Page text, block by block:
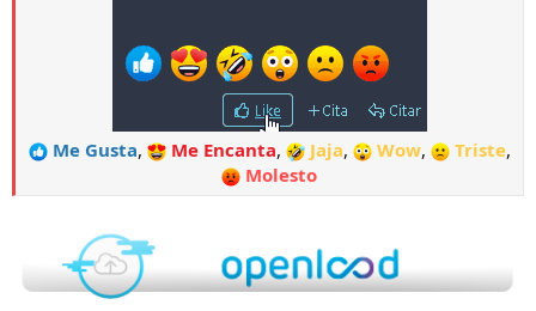
Me Gusta, Me Encanta, Jaja, Wow, Triste,
Molesto